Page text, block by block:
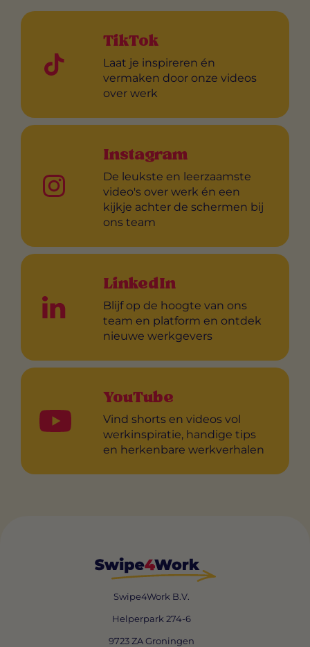
TikTok
Laat je inspireren én
vermaken door onze videos
over werk
Instagram
De leukste en leerzaamste
video's over werk én een
kijkje achter de schermen bij
ons team
LinkedIn
Blijf op de hoogte van ons
team en platform en ontdek
nieuwe werkgevers
YouTube
Vind shorts en videos vol
werkinspiratie, handige tips
en herkenbare werkverhalen
Swipe4Work B.V.
Helperpark 274-6
9723 ZA Groningen